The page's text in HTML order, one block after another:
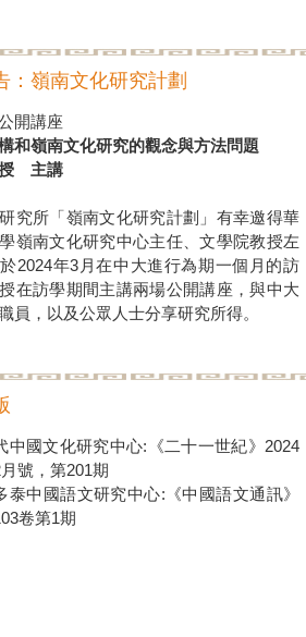
：嶺南文化研究計劃
開講座
和嶺南文化研究的觀念與方法問題
授 主講
究所「嶺南文化研究計劃」有幸邀得華
嶺南文化研究中心主任、文學院教授左
2024年3月在中大進行為期一個月的訪
在訪學期間主講兩場公開講座，與中大
員，以及公眾人士分享研究所得。
中國文化研究中心:《二十一世紀》2024
號，第201期
泰中國語文研究中心:《中國語文通訊》
卷第1期